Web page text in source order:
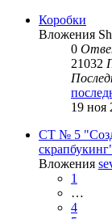
Коробки
Вложения
0
21032
19 ноя
СТ № 5
Вложения
1
…
4